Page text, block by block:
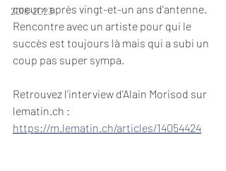
2016-2023
coeur» après vingt-et-un ans d'antenne.
Rencontre avec un artiste pour qui le
succès est toujours là mais qui a subi un
coup pas super sympa.
Retrouvez l'interview d'Alain Morisod sur
lematin.ch :
https://m.lematin.ch/articles/14054424